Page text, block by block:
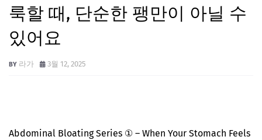
룩할 때, 단순한 팽만이 아닐 수
있어요
라가 3월 12, 2025
Abdominal Bloating Series ① – When Your Stomach Feels